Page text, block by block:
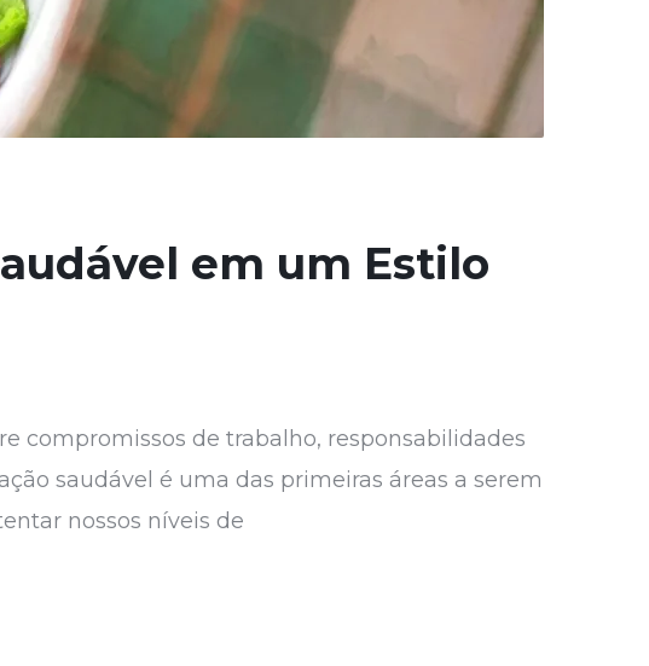
em um Estilo
compromissos de trabalho, responsabilidades
saudável é uma das primeiras áreas a serem
nossos níveis de